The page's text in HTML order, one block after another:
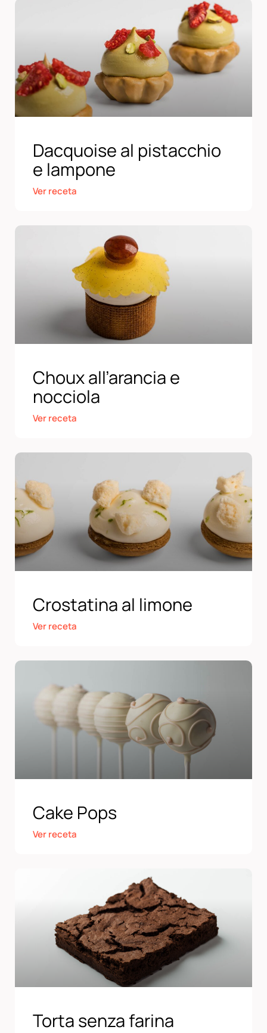
Dacquoise al pistacchio
e lampone
Ver receta
Choux all’arancia e
nocciola
Ver receta
Crostatina al limone
Ver receta
Cake Pops
Ver receta
Torta senza farina